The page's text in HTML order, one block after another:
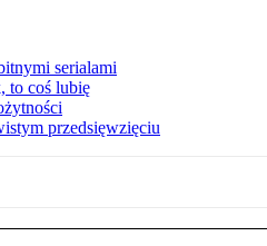
serialami
to coś lubię
przedsięwzięciu